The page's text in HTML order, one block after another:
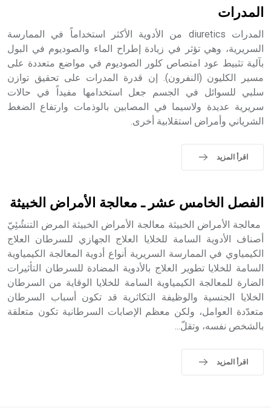
- هل تعلم أن أبجر Abgar اسم معروف جيداً يعود إلى عدد من
الملوك الذين حكموا مدينة إديسا (الرها) من أبجر الأول وحتى
التاسع، وهم ينتسبون إلى أسرة أوسروين
المدرات
المدرات diuretics من الأدوية الأكثر استخداماً في الممارسة
السريرية، وهي تؤثر في زيادة إطراح الماء والصوديوم في البول
بآلية تثبيط عود امتصاص كلور الصوديوم في مواضع متعددة على
مسير الكليون (النفرون). إن قدرة المدرات على تحقيق توازن
سلبي للسوائل في الجسم جعل استخدامها مفيداً في حالات
سريرية عديدة ولاسيما في المصابين بالوذمات وارتفاع الضغط
الشرياني وأمراض استقلابية أخرى.
اقرأ المزيد
الفصل الخامس عشر ـ معالجة الأمراض الخبيثة
معالجة الأمراض الخبيثة معالجة الأمراض الخبيثة المرض التنشُئِيّ
أصناف الأدوية السامة للخلايا العلاج الجهازي للسرطان العلاج
الكيمياوي في الممارسة السريرية أنواع أدوية المعالجة الكيمياوية
السامة للخلايا تطوير العلاج بالأدوية المضادة للسرطان التأثيرات
الضارة للمعالجة الكيمياوية السامة للخلايا الوقاية من السرطان
الخلايا الجنسية والوظيفة التكاثرية قد تكون أسباب السرطان
متعدّدة العوامل، ولكن معظم الإصابات السرطانية تكون متعلقة
بالشخص نفسه، وتقلّ...
اقرأ المزيد